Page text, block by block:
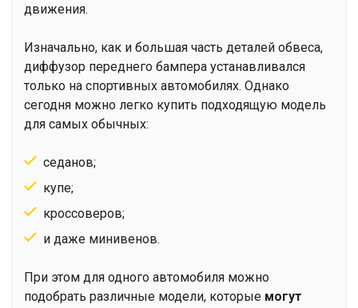
движения.
Изначально, как и большая часть деталей обвеса,
диффузор переднего бампера устанавливался
только на спортивных автомобилях. Однако
сегодня можно легко купить подходящую модель
для самых обычных:
седанов;
купе;
кроссоверов;
и даже минивенов.
При этом для одного автомобиля можно
подобрать различные модели, которые могут